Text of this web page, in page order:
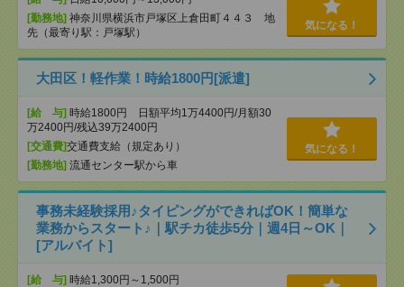
[勤務地] 神奈川県横浜市戸塚区上倉田町４４３ 地
先（最寄り駅：戸塚駅）
気になる！
大田区！軽作業！時給1800円[派遣]
[給 与] 時給1800円 日額平均1万4400円/月額30
万2400円/残込39万2400円
[交通費]交通費支給（規定あり）
[勤務地] 流通センター駅から車
気になる！
事務未経験採用♪タイピングができればOK！簡単な
業務からスタート♪｜駅チカ徒歩5分｜週4日～OK｜
[アルバイト]
[給 与] 時給1,300円～1,500円